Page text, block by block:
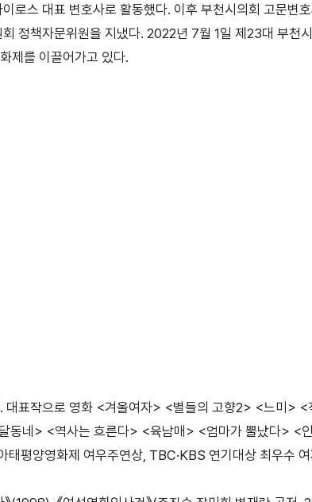
로스 대표 변호사로 활동했다. 이후 부천시의회 고문변
정책자문위원을 지냈다. 2022년 7월 1일 제23대 부천
제를 이끌어가고 있다.
대표작으로 영화 <겨울여자> <별들의 고향2> <느미
네> <역사는 흐른다> <육남매> <엄마가 뿔났다> <
태평양영화제 여우주연상, TBC·KBS 연기대상 최우수